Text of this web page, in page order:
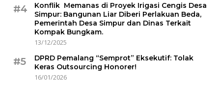
#4
Konflik Memanas di Proyek Irigasi Cengis Desa
Simpur: Bangunan Liar Diberi Perlakuan Beda,
Pemerintah Desa Simpur dan Dinas Terkait
Kompak Bungkam.
13/12/2025
#5
DPRD Pemalang “Semprot” Eksekutif: Tolak
Keras Outsourcing Honorer!
16/01/2026